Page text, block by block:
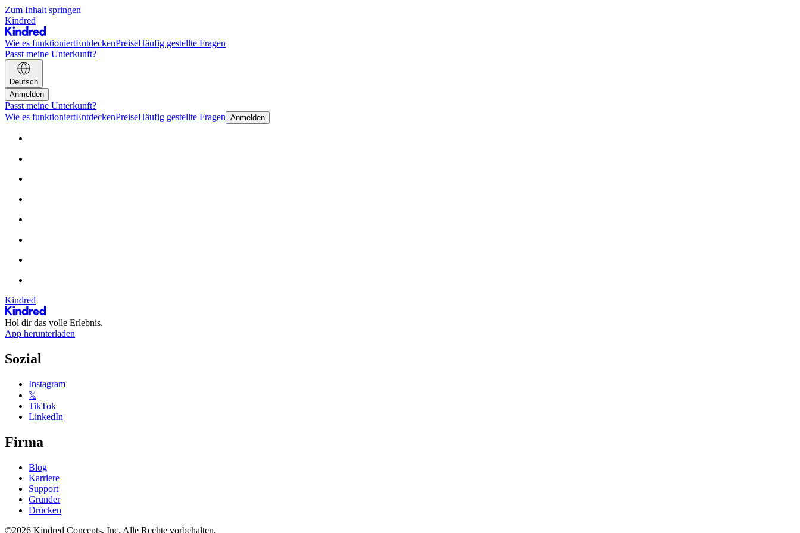
Zum Inhalt springen
Kindred
Wie es funktioniertEntdeckenPreiseHäufig gestellte Fragen
Passt meine Unterkunft?
Deutsch
Anmelden
Passt meine Unterkunft?
Wie es funktioniertEntdeckenPreiseHäufig gestellte Fragen Anmelden
Kindred
Hol dir das volle Erlebnis.
App herunterladen
Sozial
Instagram
𝕏
TikTok
LinkedIn
Firma
Blog
Karriere
Support
Gründer
Drücken
©2026 Kindred Concepts, Inc. Alle Rechte vorbehalten.